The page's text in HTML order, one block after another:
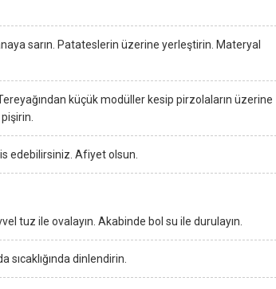
sarın. Patateslerin üzerine yerleştirin. Materyal
küçük modüller kesip pirzolaların üzerine
edebilirsiniz. Afiyet olsun.
tuz ile ovalayın. Akabinde bol su ile durulayın.
sıcaklığında dinlendirin.